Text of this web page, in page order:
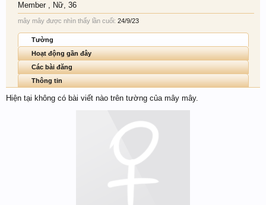
Member , Nữ, 36
mây mây được nhìn thấy lần cuối: 24/9/23
Tường
Hoạt động gần đây
Các bài đăng
Thông tin
Hiện tại không có bài viết nào trên tường của mây mây.